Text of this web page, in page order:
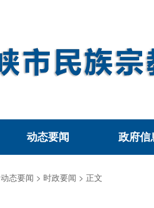
动态要闻 政府信
动态要闻 > 时政要闻 > 正文